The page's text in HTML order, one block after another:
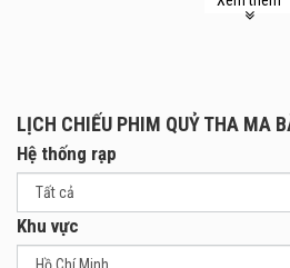
LỊCH CHIẾU PHIM QUỶ THA MA
Hệ thống rạp
Khu vực